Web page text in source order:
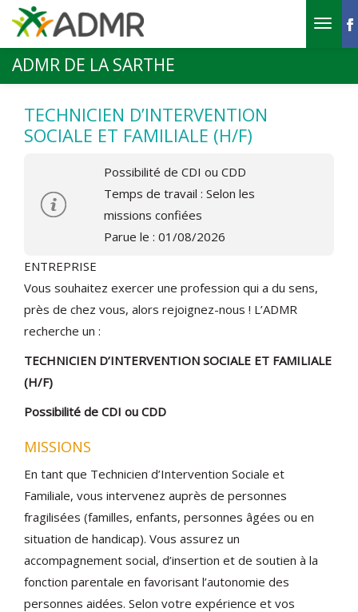
Aller au contenu principal
ADMR DE LA SARTHE
TECHNICIEN D’INTERVENTION
SOCIALE ET FAMILIALE (H/F)
Possibilité de CDI ou CDD
Temps de travail : Selon les
missions confiées
Parue le : 01/08/2026
ENTREPRISE
Vous souhaitez exercer une profession qui a du sens,
près de chez vous, alors rejoignez-nous ! L’ADMR
recherche un :
TECHNICIEN D’INTERVENTION SOCIALE ET FAMILIALE
(H/F)
Possibilité de CDI ou CDD
MISSIONS
En tant que Technicien d’Intervention Sociale et
Familiale, vous intervenez auprès de personnes
fragilisées (familles, enfants, personnes âgées ou en
situation de handicap). Vous assurez un
accompagnement social, d’insertion et de soutien à la
fonction parentale en favorisant l’autonomie des
personnes aidées. Selon votre expérience et vos